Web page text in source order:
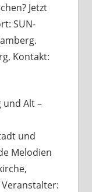
Jetzt
SUN-
Kontakt:
und Alt –
und
Melodien